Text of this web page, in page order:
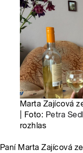
Marta Zajícová
| Foto: Petra
rozhlas
Paní Marta Zajícová